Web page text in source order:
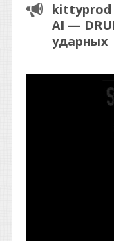
kittyprod
AI —
ударных